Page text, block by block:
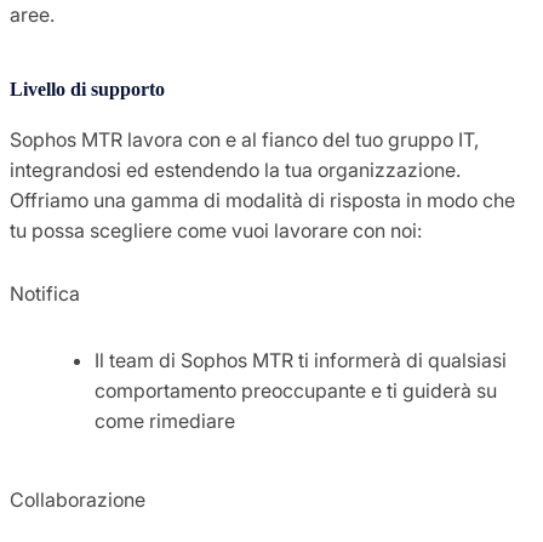
aree.
Livello di supporto
Sophos MTR lavora con e al fianco del tuo gruppo IT,
integrandosi ed estendendo la tua organizzazione.
Offriamo una gamma di modalità di risposta in modo che
tu possa scegliere come vuoi lavorare con noi:
Notifica
Il team di Sophos MTR ti informerà di qualsiasi
comportamento preoccupante e ti guiderà su
come rimediare
Collaborazione